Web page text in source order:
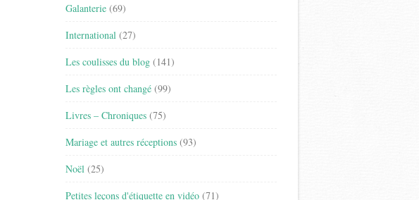
Galanterie (69)
International (27)
Les coulisses du blog (141)
Les règles ont changé (99)
Livres – Chroniques (75)
Mariage et autres réceptions (93)
Noël (25)
Petites leçons d'étiquette en vidéo (71)